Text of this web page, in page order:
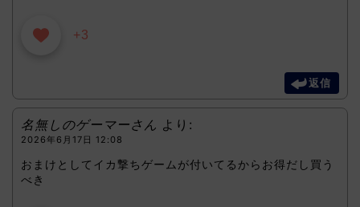
+3
返信
名無しのゲーマーさん より:
2026年6月17日 12:08
おまけとしてイカ撃ちゲームが付いてるからお得だし買う
べき